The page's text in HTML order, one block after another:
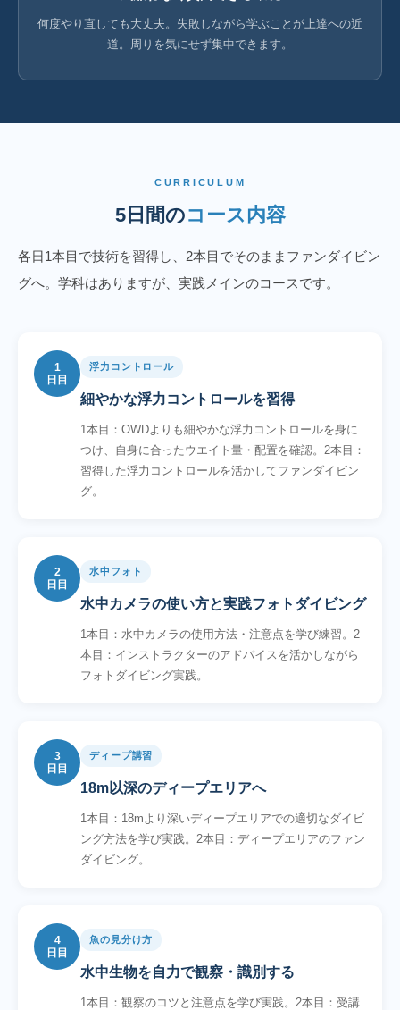
何度やり直しても大丈夫。失敗しながら学ぶことが上達への近
道。周りを気にせず集中できます。
CURRICULUM
5日間のコース内容
各日1本目で技術を習得し、2本目でそのままファンダイビン
グへ。学科はありますが、実践メインのコースです。
1
日目
浮力コントロール
細やかな浮力コントロールを習得
1本目：OWDよりも細やかな浮力コントロールを身に
つけ、自身に合ったウエイト量・配置を確認。2本目：
習得した浮力コントロールを活かしてファンダイビン
グ。
2
日目
水中フォト
水中カメラの使い方と実践フォトダイビング
1本目：水中カメラの使用方法・注意点を学び練習。2
本目：インストラクターのアドバイスを活かしながら
フォトダイビング実践。
3
日目
ディープ講習
18m以深のディープエリアへ
1本目：18mより深いディープエリアでの適切なダイビ
ング方法を学び実践。2本目：ディープエリアのファン
ダイビング。
4
日目
魚の見分け方
水中生物を自力で観察・識別する
1本目：観察のコツと注意点を学び実践。2本目：受講